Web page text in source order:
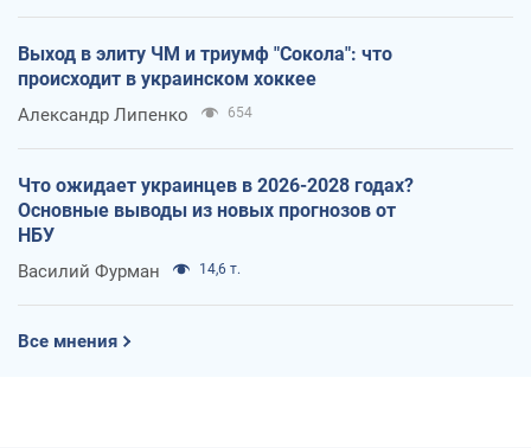
Выход в элиту ЧМ и триумф "Сокола": что
происходит в украинском хоккее
Александр Липенко 654
Что ожидает украинцев в 2026-2028 годах?
Основные выводы из новых прогнозов от
НБУ
Василий Фурман 14,6 т.
Все мнения